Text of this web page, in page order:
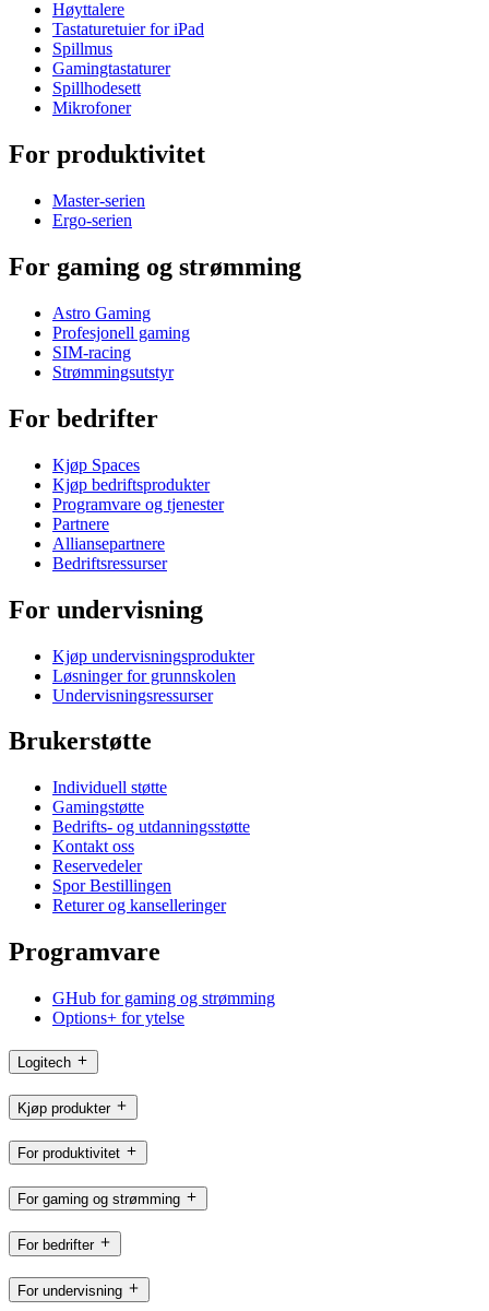
Høyttalere
Tastaturetuier for iPad
Spillmus
Gamingtastaturer
Spillhodesett
Mikrofoner
For produktivitet
Master-serien
Ergo-serien
For gaming og strømming
Astro Gaming
Profesjonell gaming
SIM-racing
Strømmingsutstyr
For bedrifter
Kjøp Spaces
Kjøp bedriftsprodukter
Programvare og tjenester
Partnere
Alliansepartnere
Bedriftsressurser
For undervisning
Kjøp undervisningsprodukter
Løsninger for grunnskolen
Undervisningsressurser
Brukerstøtte
Individuell støtte
Gamingstøtte
Bedrifts- og utdanningsstøtte
Kontakt oss
Reservedeler
Spor Bestillingen
Returer og kanselleringer
Programvare
GHub for gaming og strømming
Options+ for ytelse
Logitech
Kjøp produkter
For produktivitet
For gaming og strømming
For bedrifter
For undervisning